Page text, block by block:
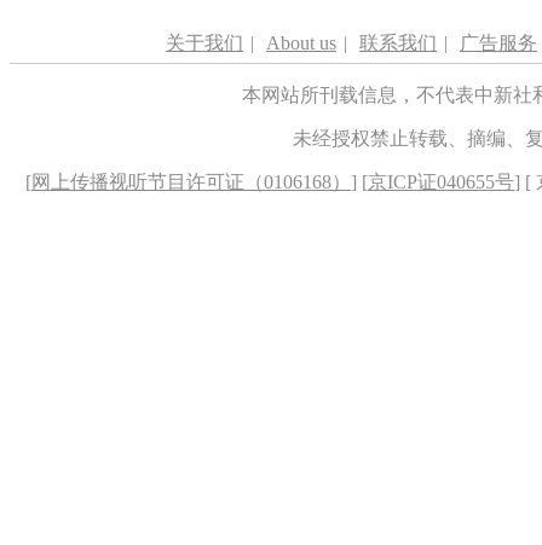
关于我们 | About us | 联系我们 | 广告服务
本网站所刊载信息，不代表中新
未经授权禁止转载、摘编、
[网上传播视听节目许可证（0106168） ] [京ICP证040655号] [